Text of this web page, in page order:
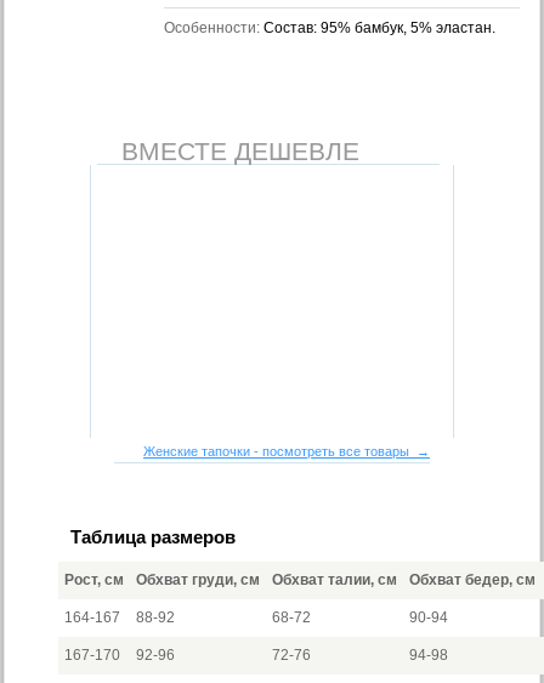
Особенности: Состав: 95% бамбук, 5% эластан.
ВМЕСТЕ ДЕШЕВЛЕ
Женские тапочки - посмотреть все товары →
Таблица размеров
Рост, см Обхват груди, см Обхват талии, см Обхват бедер, см
164-167 88-92 68-72 90-94
167-170 92-96 72-76 94-98